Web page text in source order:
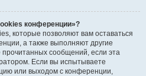
конференции»?
которые позволяют вам оставаться
а также выполняют другие
прочитанных сообщений, если эта
Если вы испытываете
или выходом с конференции,